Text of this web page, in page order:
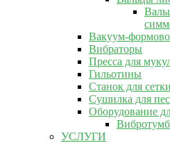
Вакуум-
Вибраторы
Пресса для
Гильотины
Станок для
Сушилка для
Оборудование
УСЛУГИ